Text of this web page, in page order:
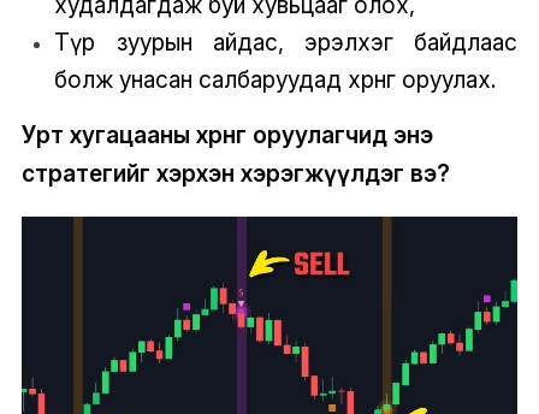
Түр зуурын айдас, эрэлхэг байдлаас
болж унасан салбаруудад хөрөнгө оруулах.
Урт хугацааны хөрөнгө оруулагчид энэ
стратегийг хэрхэн хэрэгжүүлдэг вэ?